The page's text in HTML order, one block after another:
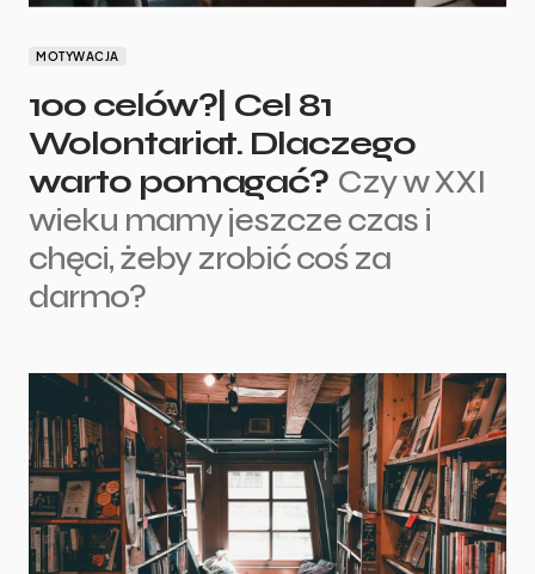
MOTYWACJA
100 celów?| Cel 81
Wolontariat. Dlaczego
warto pomagać? Czy w XXI
wieku mamy jeszcze czas i
chęci, żeby zrobić coś za
darmo?